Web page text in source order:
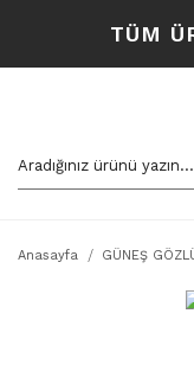
TÜM
Anasayfa GÜNEŞ